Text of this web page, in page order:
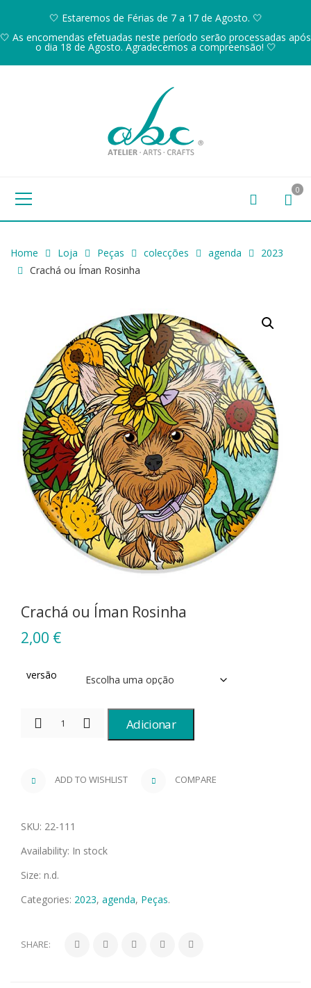
🤍 Estaremos de Férias de 7 a 17 de Agosto. 🤍
🤍 As encomendas efetuadas neste período serão processadas após
o dia 18 de Agosto. Agradecemos a compreensão! 🤍
0
Home Loja Peças colecções agenda
2023
Crachá ou Íman Rosinha
Crachá ou Íman Rosinha
2,00 €
versão
Adicionar
ADD TO WISHLIST COMPARE
SKU: 22-111
Availability: In stock
Size: n.d.
Categories: 2023, agenda, Peças.
SHARE: